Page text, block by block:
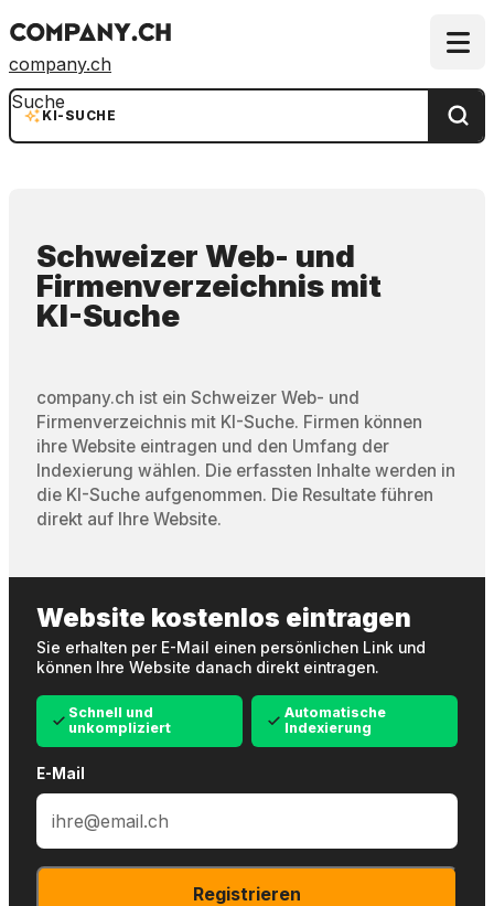
company.ch
KI-SUCHE
Suche
Schweizer Web- und
Firmenverzeichnis mit
KI-Suche
company.ch ist ein Schweizer Web- und
Firmenverzeichnis mit KI-Suche. Firmen können
ihre Website eintragen und den Umfang der
Indexierung wählen. Die erfassten Inhalte werden in
die KI-Suche aufgenommen. Die Resultate führen
direkt auf Ihre Website.
Website kostenlos eintragen
Sie erhalten per E-Mail einen persönlichen Link und
können Ihre Website danach direkt eintragen.
Schnell und
unkompliziert
Automatische
Indexierung
E-Mail
Registrieren